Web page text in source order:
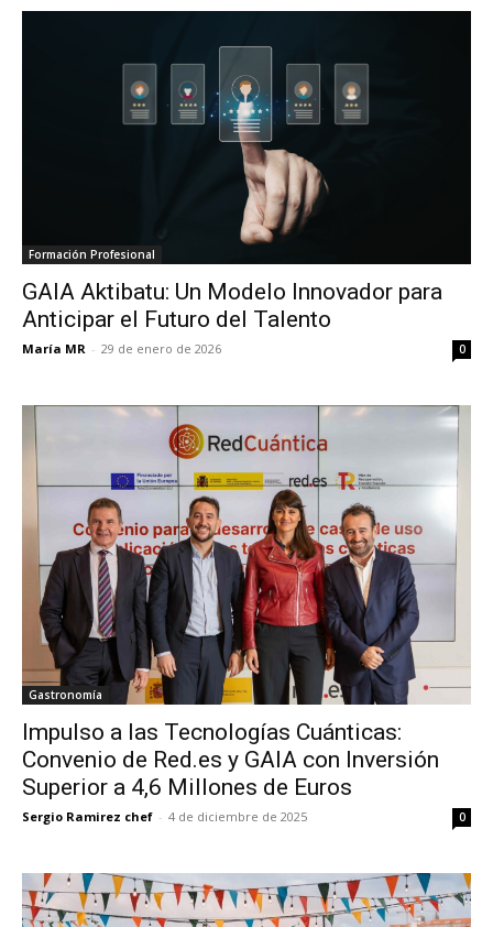
Formación Profesional
GAIA Aktibatu: Un Modelo Innovador para
Anticipar el Futuro del Talento
María MR - 29 de enero de 2026 0
Gastronomía
Impulso a las Tecnologías Cuánticas:
Convenio de Red.es y GAIA con Inversión
Superior a 4,6 Millones de Euros
Sergio Ramirez chef - 4 de diciembre de 2025 0